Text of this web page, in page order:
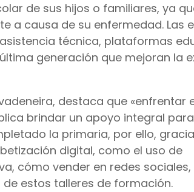
de sus hijos o familiares, ya
a causa de su enfermedad. Las
técnica, plataformas
generación que mejoran la
destaca que «enfrentar
brindar un apoyo integral
la primaria, por ello,
digital, como el uso de
cómo vender en redes
estos talleres de formación.